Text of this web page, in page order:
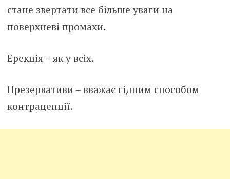
стане звертати все більше уваги на
поверхневі промахи.
Ерекція – як у всіх.
Презервативи – вважає гідним способом
контрацепції.